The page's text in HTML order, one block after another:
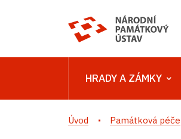
HRADY A ZÁMKY
Úvod Památková péče